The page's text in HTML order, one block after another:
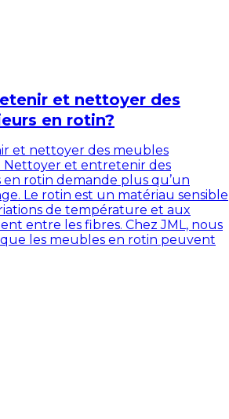
et nettoyer des
en rotin?
et nettoyer des meubles
Nettoyer et entretenir des
rotin demande plus qu’un
Le rotin est un matériau sensible
de température et aux
entre les fibres. Chez JML, nous
les meubles en rotin peuvent